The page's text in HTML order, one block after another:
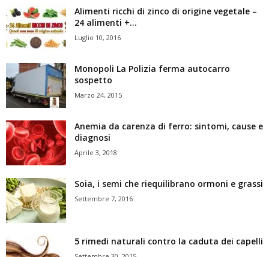
Alimenti ricchi di zinco di origine vegetale –
24 alimenti +...
Luglio 10, 2016
Monopoli La Polizia ferma autocarro
sospetto
Marzo 24, 2015
Anemia da carenza di ferro: sintomi, cause e
diagnosi
Aprile 3, 2018
Soia, i semi che riequilibrano ormoni e grassi
Settembre 7, 2016
5 rimedi naturali contro la caduta dei capelli